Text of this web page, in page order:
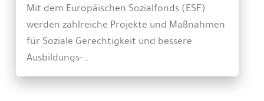
Mit dem Europäischen Sozialfonds (ESF)
werden zahlreiche Projekte und Maßnahmen
für Soziale Gerechtigkeit und bessere
Ausbildungs-…